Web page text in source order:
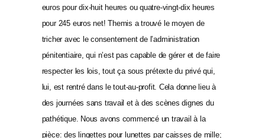
euros pour dix-huit heures ou quatre-vingt-dix heures
pour 245 euros net! Themis a trouvé le moyen de
tricher avec le consentement de l’administration
pénitentiaire, qui n’est pas capable de gérer et de faire
respecter les lois, tout ça sous prétexte du privé qui,
lui, est rentré dans le tout-au-profit. Cela donne lieu à
des journées sans travail et à des scènes dignes du
pathétique. Nous avons commencé un travail à la
pièce: des lingettes pour lunettes par caisses de mille;